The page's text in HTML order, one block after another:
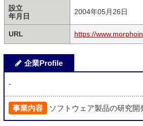
設立
年月日
2004年05月26日
URL https://
企業Profile
-
事業内容 ソフトウェア製品の研究開